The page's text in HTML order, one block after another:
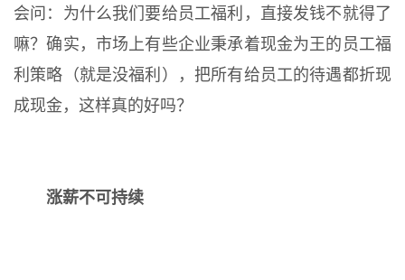
会问：为什么我们要给员工福利，直接发钱不就得了
嘛？确实，市场上有些企业秉承着现金为王的员工福
利策略（就是没福利），把所有给员工的待遇都折现
成现金，这样真的好吗？
涨薪不可持续